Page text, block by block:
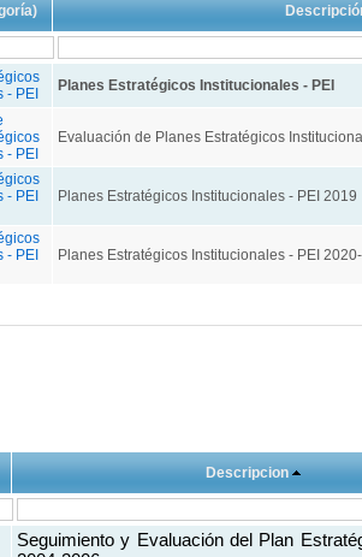
- PEI
Planes Estratégicos Institucionales - PEI
- PEI
Evaluación de Planes Estratégicos
- PEI
Planes Estratégicos Institucionales - PEI 2019
- PEI
Planes Estratégicos Institucionales - PEI
Descripcion
Seguimiento y Evaluación del Plan